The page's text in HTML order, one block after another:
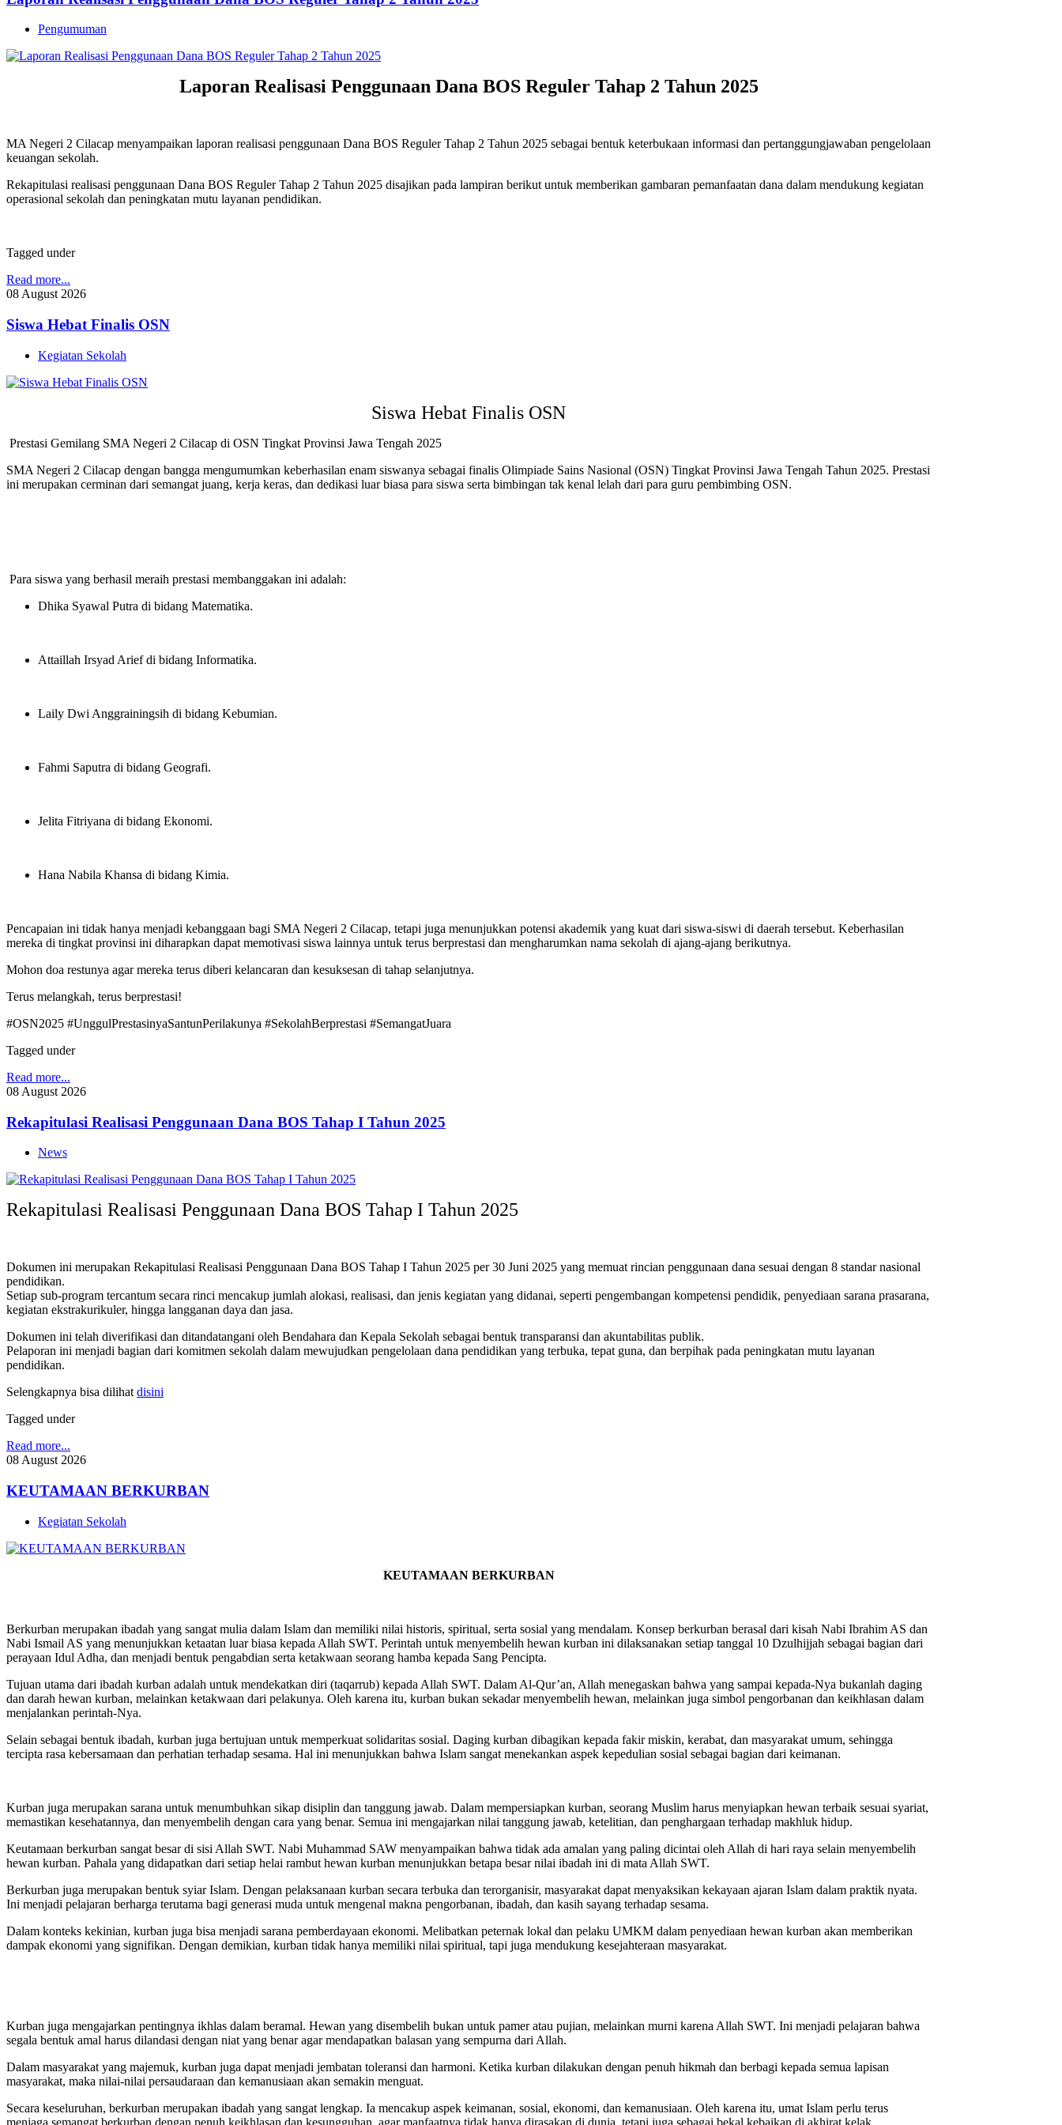
Pengumuman
Laporan Realisasi Penggunaan Dana BOS Reguler Tahap 2 Tahun 2025
MA Negeri 2 Cilacap menyampaikan laporan realisasi penggunaan Dana BOS Reguler Tahap 2 Tahun 2025 sebagai bentuk keterbukaan informasi dan pertanggungjawaban pengelolaan
keuangan sekolah.
Rekapitulasi realisasi penggunaan Dana BOS Reguler Tahap 2 Tahun 2025 disajikan pada lampiran berikut untuk memberikan gambaran pemanfaatan dana dalam mendukung kegiatan
operasional sekolah dan peningkatan mutu layanan pendidikan.
Tagged under
Read more...
08August2026
Siswa Hebat Finalis OSN
Kegiatan Sekolah
Siswa Hebat Finalis OSN
Prestasi Gemilang SMA Negeri 2 Cilacap di OSN Tingkat Provinsi Jawa Tengah 2025
SMA Negeri 2 Cilacap dengan bangga mengumumkan keberhasilan enam siswanya sebagai finalis Olimpiade Sains Nasional (OSN) Tingkat Provinsi Jawa Tengah Tahun 2025. Prestasi
ini merupakan cerminan dari semangat juang, kerja keras, dan dedikasi luar biasa para siswa serta bimbingan tak kenal lelah dari para guru pembimbing OSN.
Para siswa yang berhasil meraih prestasi membanggakan ini adalah:
Dhika Syawal Putra di bidang Matematika.
Attaillah Irsyad Arief di bidang Informatika.
Laily Dwi Anggrainingsih di bidang Kebumian.
Fahmi Saputra di bidang Geografi.
Jelita Fitriyana di bidang Ekonomi.
Hana Nabila Khansa di bidang Kimia.
Pencapaian ini tidak hanya menjadi kebanggaan bagi SMA Negeri 2 Cilacap, tetapi juga menunjukkan potensi akademik yang kuat dari siswa-siswi di daerah tersebut. Keberhasilan
mereka di tingkat provinsi ini diharapkan dapat memotivasi siswa lainnya untuk terus berprestasi dan mengharumkan nama sekolah di ajang-ajang berikutnya.
Mohon doa restunya agar mereka terus diberi kelancaran dan kesuksesan di tahap selanjutnya.
Terus melangkah, terus berprestasi!
#OSN2025 #UnggulPrestasinyaSantunPerilakunya #SekolahBerprestasi #SemangatJuara
Tagged under
Read more...
08 August 2026
Rekapitulasi Realisasi Penggunaan Dana BOS Tahap I Tahun 2025
News
Rekapitulasi Realisasi Penggunaan Dana BOS Tahap I Tahun 2025
Dokumen ini merupakan Rekapitulasi Realisasi Penggunaan Dana BOS Tahap I Tahun 2025 per 30 Juni 2025 yang memuat rincian penggunaan dana sesuai dengan 8 standar nasional
pendidikan.
Setiap sub-program tercantum secara rinci mencakup jumlah alokasi, realisasi, dan jenis kegiatan yang didanai, seperti pengembangan kompetensi pendidik, penyediaan sarana prasarana,
kegiatan ekstrakurikuler, hingga langganan daya dan jasa.
Dokumen ini telah diverifikasi dan ditandatangani oleh Bendahara dan Kepala Sekolah sebagai bentuk transparansi dan akuntabilitas publik.
Pelaporan ini menjadi bagian dari komitmen sekolah dalam mewujudkan pengelolaan dana pendidikan yang terbuka, tepat guna, dan berpihak pada peningkatan mutu layanan
pendidikan.
Selengkapnya bisa dilihat disini
Tagged under
Read more...
08 August 2026
KEUTAMAAN BERKURBAN
Kegiatan Sekolah
KEUTAMAAN BERKURBAN
Berkurban merupakan ibadah yang sangat mulia dalam Islam dan memiliki nilai historis, spiritual, serta sosial yang mendalam. Konsep berkurban berasal dari kisah Nabi Ibrahim AS dan
Nabi Ismail AS yang menunjukkan ketaatan luar biasa kepada Allah SWT. Perintah untuk menyembelih hewan kurban ini dilaksanakan setiap tanggal 10 Dzulhijjah sebagai bagian dari
perayaan Idul Adha, dan menjadi bentuk pengabdian serta ketakwaan seorang hamba kepada Sang Pencipta.
Tujuan utama dari ibadah kurban adalah untuk mendekatkan diri (taqarrub) kepada Allah SWT. Dalam Al-Qur’an, Allah menegaskan bahwa yang sampai kepada-Nya bukanlah daging
dan darah hewan kurban, melainkan ketakwaan dari pelakunya. Oleh karena itu, kurban bukan sekadar menyembelih hewan, melainkan juga simbol pengorbanan dan keikhlasan dalam
menjalankan perintah-Nya.
Selain sebagai bentuk ibadah, kurban juga bertujuan untuk memperkuat solidaritas sosial. Daging kurban dibagikan kepada fakir miskin, kerabat, dan masyarakat umum, sehingga
tercipta rasa kebersamaan dan perhatian terhadap sesama. Hal ini menunjukkan bahwa Islam sangat menekankan aspek kepedulian sosial sebagai bagian dari keimanan.
Kurban juga merupakan sarana untuk menumbuhkan sikap disiplin dan tanggung jawab. Dalam mempersiapkan kurban, seorang Muslim harus menyiapkan hewan terbaik sesuai syariat,
memastikan kesehatannya, dan menyembelih dengan cara yang benar. Semua ini mengajarkan nilai tanggung jawab, ketelitian, dan penghargaan terhadap makhluk hidup.
Keutamaan berkurban sangat besar di sisi Allah SWT. Nabi Muhammad SAW menyampaikan bahwa tidak ada amalan yang paling dicintai oleh Allah di hari raya selain menyembelih
hewan kurban. Pahala yang didapatkan dari setiap helai rambut hewan kurban menunjukkan betapa besar nilai ibadah ini di mata Allah SWT.
Berkurban juga merupakan bentuk syiar Islam. Dengan pelaksanaan kurban secara terbuka dan terorganisir, masyarakat dapat menyaksikan kekayaan ajaran Islam dalam praktik nyata.
Ini menjadi pelajaran berharga terutama bagi generasi muda untuk mengenal makna pengorbanan, ibadah, dan kasih sayang terhadap sesama.
Dalam konteks kekinian, kurban juga bisa menjadi sarana pemberdayaan ekonomi. Melibatkan peternak lokal dan pelaku UMKM dalam penyediaan hewan kurban akan memberikan
dampak ekonomi yang signifikan. Dengan demikian, kurban tidak hanya memiliki nilai spiritual, tapi juga mendukung kesejahteraan masyarakat.
Kurban juga mengajarkan pentingnya ikhlas dalam beramal. Hewan yang disembelih bukan untuk pamer atau pujian, melainkan murni karena Allah SWT. Ini menjadi pelajaran bahwa
segala bentuk amal harus dilandasi dengan niat yang benar agar mendapatkan balasan yang sempurna dari Allah.
Dalam masyarakat yang majemuk, kurban juga dapat menjadi jembatan toleransi dan harmoni. Ketika kurban dilakukan dengan penuh hikmah dan berbagi kepada semua lapisan
masyarakat, maka nilai-nilai persaudaraan dan kemanusiaan akan semakin menguat.
Secara keseluruhan, berkurban merupakan ibadah yang sangat lengkap. Ia mencakup aspek keimanan, sosial, ekonomi, dan kemanusiaan. Oleh karena itu, umat Islam perlu terus
menjaga semangat berkurban dengan penuh keikhlasan dan kesungguhan, agar manfaatnya tidak hanya dirasakan di dunia, tetapi juga sebagai bekal kebaikan di akhirat kelak.